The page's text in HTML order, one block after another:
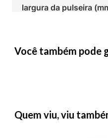
largura da pulseira
Você também pode
Quem viu, viu